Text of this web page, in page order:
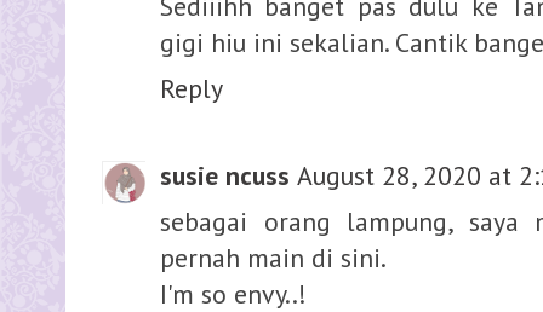
gigi hiu ini sekalian. Cantik
Reply
susie ncuss August 28, 2020 at
sebagai orang lampung, saya
pernah main di sini.
I'm so envy..!